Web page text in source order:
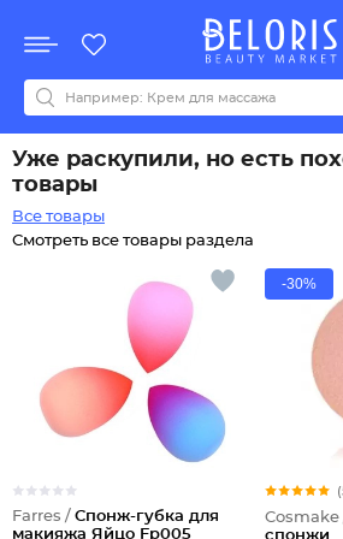
Акции
Все бренды
0-9ABCDEFGHIJKLMNOPQRSTUVWYZА
Уже раскупили, но есть
товары
Все товары
Смотреть все товары раздела
Farres / Спонж-губка для
макияжа Яйцо Fp005
-30%
Cosmake